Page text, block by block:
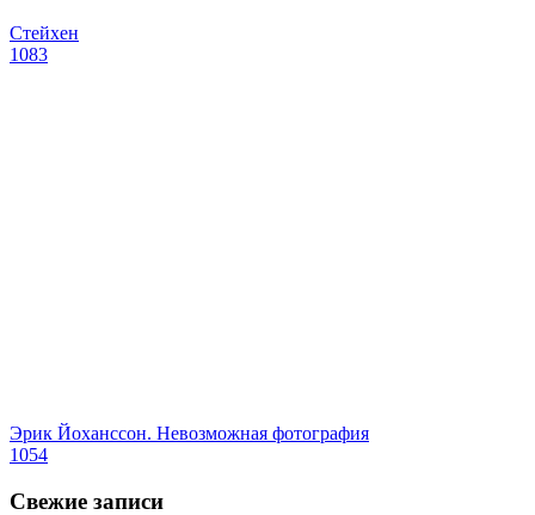
Стейхен
1083
Эрик Йохансcон. Невозможная фотография
1054
Свежие записи